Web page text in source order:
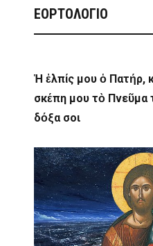
ΕΟΡΤΟΛΟΓΙΟ
Ἡ ἐλπίς μου ὁ Πατήρ,
σκέπη μου τὸ Πνεῦμα
δόξα σοι